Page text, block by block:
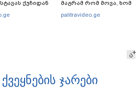
ქუჩიდან
მაგრამ რომ მოვა, ხომ
გაგვეხარდება“ -
palitravideo.ge
ა
ჯარები